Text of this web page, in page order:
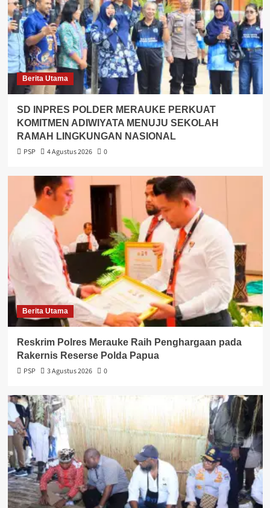
Berita Utama
SD INPRES POLDER MERAUKE PERKUAT
KOMITMEN ADIWIYATA MENUJU SEKOLAH
RAMAH LINGKUNGAN NASIONAL
PSP
4 Agustus 2026 0
Berita Utama
Reskrim Polres Merauke Raih Penghargaan pada
Rakernis Reserse Polda Papua
PSP
3 Agustus 2026 0